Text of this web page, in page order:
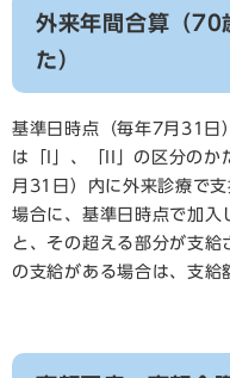
外来年間合算（70
た）
基準日時点（毎年7月31日
は「I」、「II」の区分の
月31日）内に外来診療で
場合に、基準日時点で加入
と、その超える部分が支
の支給がある場合は、支給